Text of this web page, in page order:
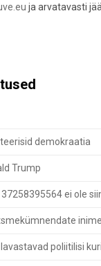
ja arvatavasti
demokraatia
Trump
ei ole
poliitilisi